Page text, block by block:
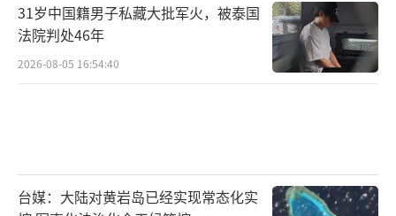
31岁中国籍男子私藏大批军火，被泰国
法院判处46年
2026-08-05 16:54:40
台媒：大陆对黄岩岛已经实现常态化实